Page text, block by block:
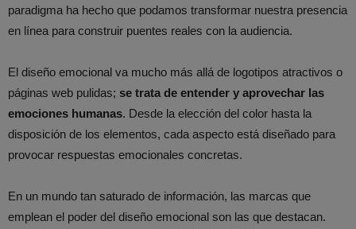
paradigma ha hecho que podamos transformar nuestra presencia
en línea para construir puentes reales con la audiencia.
El diseño emocional va mucho más allá de logotipos atractivos o
páginas web pulidas; se trata de entender y aprovechar las
emociones humanas. Desde la elección del color hasta la
disposición de los elementos, cada aspecto está diseñado para
provocar respuestas emocionales concretas.
En un mundo tan saturado de información, las marcas que
emplean el poder del diseño emocional son las que destacan.